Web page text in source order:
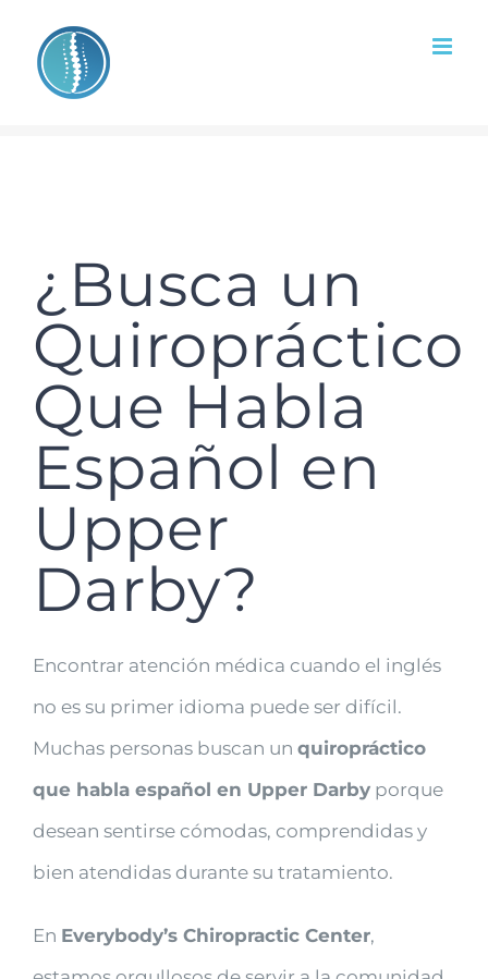
content
¿Busca un
Quiropráctico
Que Habla
Español en
Upper
Darby?
Encontrar atención médica cuando el inglés
no es su primer idioma puede ser difícil.
Muchas personas buscan un quiropráctico
que habla español en Upper Darby porque
desean sentirse cómodas, comprendidas y
bien atendidas durante su tratamiento.
En Everybody’s Chiropractic Center,